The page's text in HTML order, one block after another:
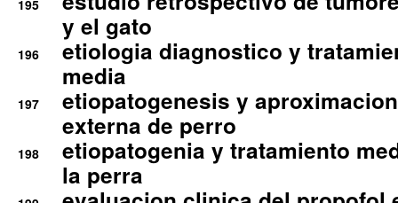
195
y el gato
196
etiologia diagnostico y
media
197
etiopatogenesis y
externa de perro
198
etiopatogenia y tratamiento
la perra